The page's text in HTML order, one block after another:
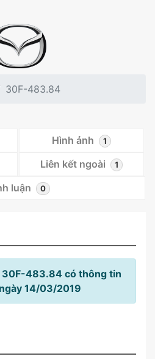
30F-483.84
Hình ảnh 1
Liên kết ngoài 1
luận 0
30F-483.84 có thông tin
14/03/2019